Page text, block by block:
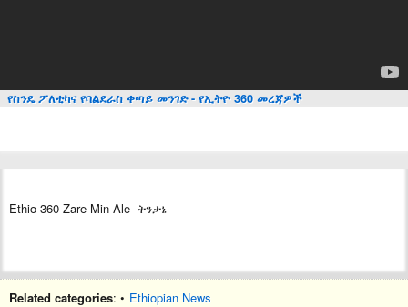
የስንዴ ፖለቲካና የባልደራስ ቀጣይ መንገድ - የኢትዮ 360 መረጃዎች
Ethio 360 Zare Min Ale ትንታኔ
Related categories: • Ethiopian News